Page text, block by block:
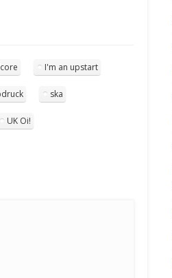
I'm an upstart
ska
UK Oi!